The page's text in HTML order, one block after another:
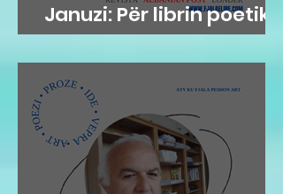
Januzi: Për librin poetik
”Teh nate” të Hazir
Mehmetit